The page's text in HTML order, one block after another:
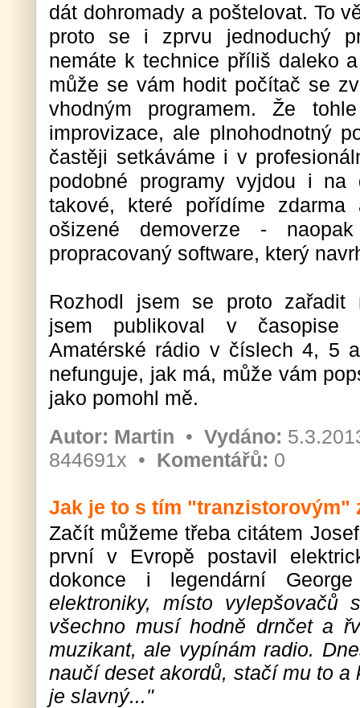
dát dohromady a poštelovat. To
proto se i zprvu jednoduchý
nemáte k technice příliš daleko
může se vám hodit počítač se
vhodným programem. Že
improvizace, ale plnohodnotný
častěji setkáváme i v
podobné programy vyjdou i
takové, které pořídíme
ošizené demoverze -
propracovaný software, který
Rozhodl jsem se proto zařadit
jsem publikoval v časopise
Amatérské rádio v číslech 4, 5
nefunguje, jak má, může vám
jako pomohl mě.
Autor: Martin • Vydáno:
844691x • Komentářů: 0
Jak je to s tím "tranzistorovým"
Začít můžeme třeba citátem
první v Evropě postavil
dokonce i legendární
elektroniky, místo vylepšovačů
všechno musí hodně drnčet a
muzikant, ale vypínám radio.
naučí deset akordů, stačí mu to
je slavný..."